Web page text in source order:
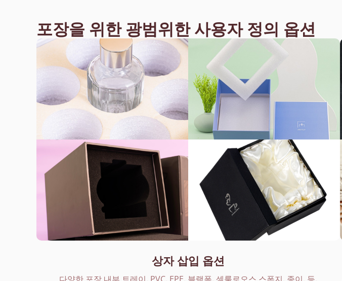
포장을 위한 광범위한 사용자 정의 옵션
상자 삽입 옵션